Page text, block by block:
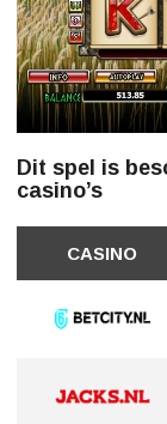
Dit spel is
casino’s
CASINO